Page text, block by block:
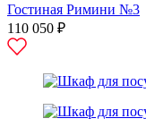
Гостиная Римини №3
110 050 ₽